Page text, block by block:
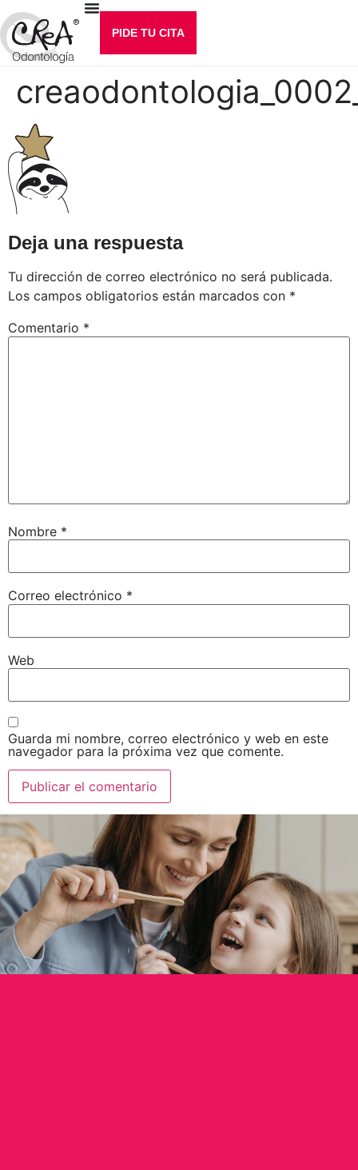
PIDE TU CITA
Deja una respuesta
Tu dirección de correo electrónico no será publicada.
Los campos obligatorios están marcados con *
Comentario *
Nombre *
Correo electrónico *
Web
Guarda mi nombre, correo electrónico y web en este
navegador para la próxima vez que comente.